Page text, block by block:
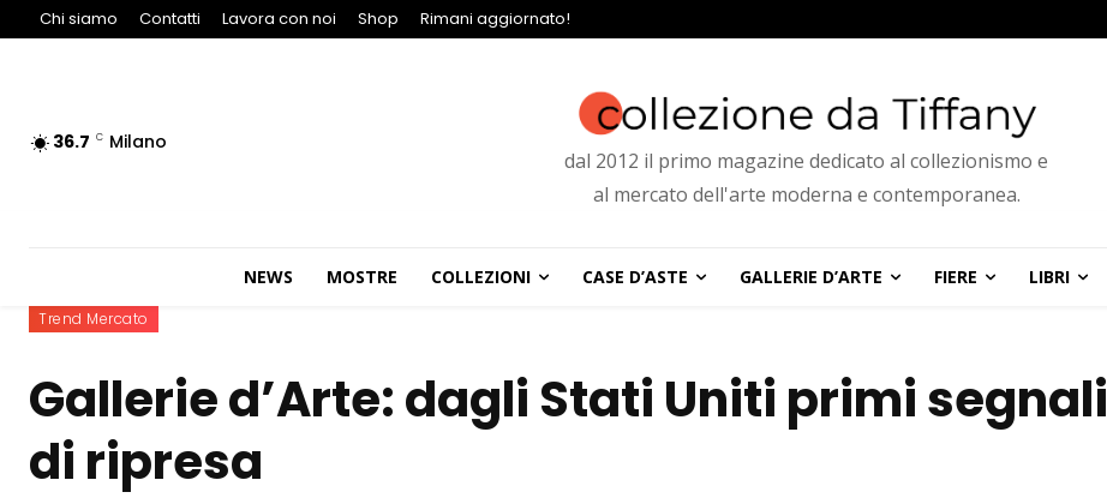
Chi siamo Contatti Lavora con noi Shop Rimani aggiornato!
36.7 C Milano
dal 2012 il primo magazine dedicato al collezionismo e
al mercato dell'arte moderna e contemporanea.
NEWS MOSTRE COLLEZIONI CASE D’ASTE GALLERIE D’ARTE FIERE LIBRI
Trend Mercato
Gallerie d’Arte: dagli Stati Uniti primi segnali
di ripresa